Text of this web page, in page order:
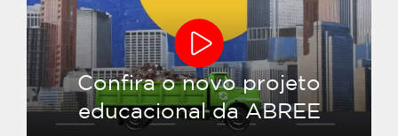
Confira o novo projeto
educacional da ABREE